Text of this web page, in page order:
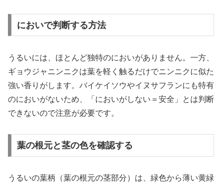
においで判断する方法
うるいには、ほとんど独特のにおいがありません。一方、
ギョウジャニンニクは葉を軽く触るだけでニンニクに似た
強い香りがします。バイケイソウやイヌサフランにも特有
のにおいがないため、「においがしない＝安全」とは判断
できないので注意が必要です。
葉の根元と茎の色を確認する
うるいの葉柄（葉の根元の茎部分）は、緑色から薄い黄緑